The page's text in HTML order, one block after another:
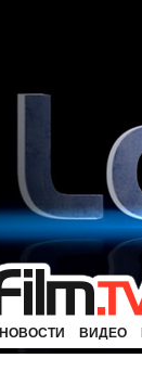
НОВОСТИ ВИДЕО